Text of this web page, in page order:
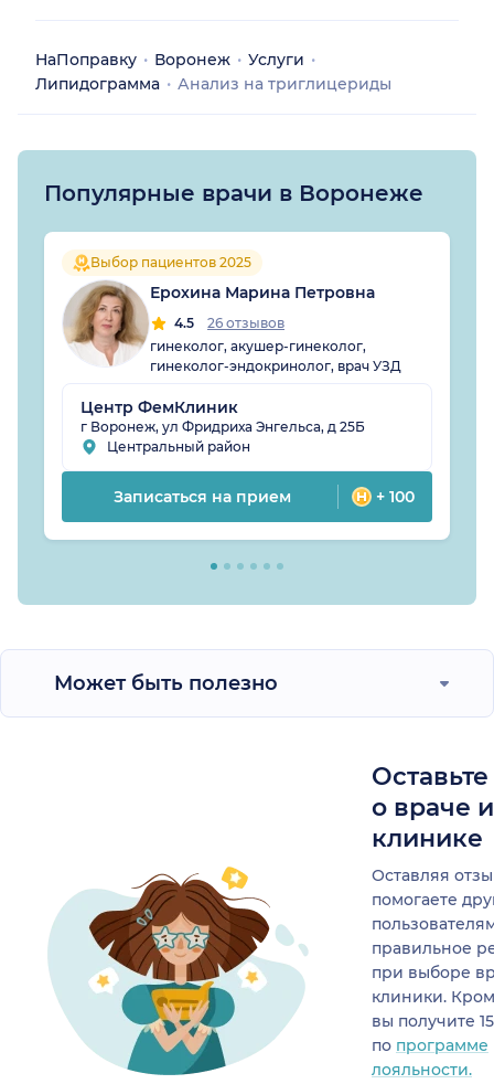
НаПоправку Воронеж
Услуги
Липидограмма
Анализ на триглицериды
Популярные врачи в Воронеже
Выбор пациентов 2025
Ерохина Марина Петровна
4.5
26 отзывов
гинеколог, акушер-гинеколог,
гинеколог-эндокринолог, врач УЗД
Центр ФемКлиник
г Воронеж, ул Фридриха Энгельса, д 25Б
Центральный район
Записаться на прием + 100
Может быть полезно
о враче
клинике
Оставляя
помогаете
правильное
при выборе
клиники.
вы получите
по программе
лояльности.